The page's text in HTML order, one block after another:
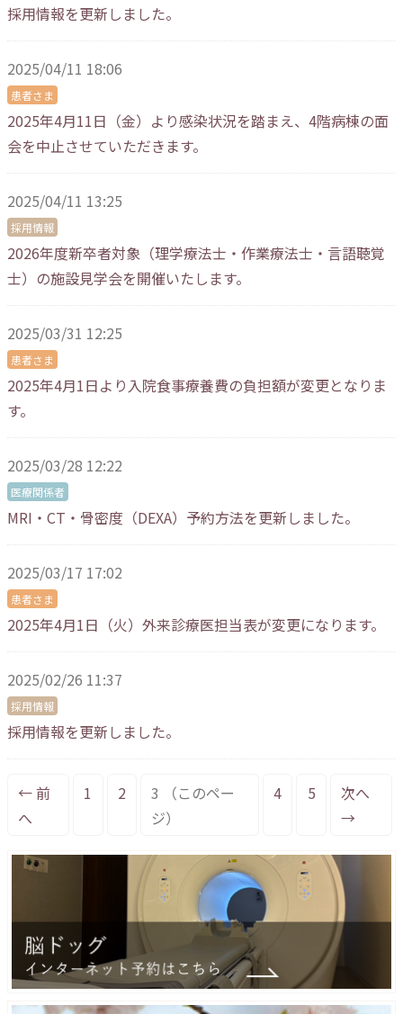
採用情報を更新しました。
2025/04/11 18:06
患者さま
2025年4月11日（金）より感染状況を踏まえ、4階病棟の面
会を中止させていただきます。
2025/04/11 13:25
採用情報
2026年度新卒者対象（理学療法士・作業療法士・言語聴覚
士）の施設見学会を開催いたします。
2025/03/31 12:25
患者さま
2025年4月1日より入院食事療養費の負担額が変更となりま
す。
2025/03/28 12:22
医療関係者
MRI・CT・骨密度（DEXA）予約方法を更新しました。
2025/03/17 17:02
患者さま
2025年4月1日（火）外来診療医担当表が変更になります。
2025/02/26 11:37
採用情報
採用情報を更新しました。
← 前
へ
1 2 3
（このペー
ジ）
4 5
次へ
→